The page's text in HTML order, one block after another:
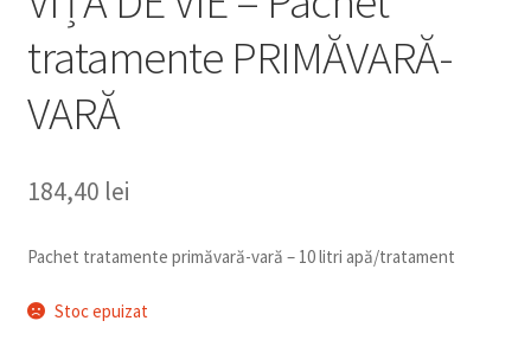
tratamente PRIMĂVARĂ-
VARĂ
184,40 lei
Pachet tratamente primăvară-vară – 10 litri apă/tratament
Stoc epuizat